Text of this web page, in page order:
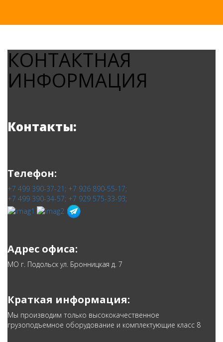
КОНТАКТНАЯ
ИНФОРМАЦИЯ
Контакты:
Телефон:
+7 499 390-37-21; +7 926 890-55-17;
+7 499 390-34-57; +7 929 575-33-93;
Адрес офиса:
МО г. Подольск ул. Бронницкая д. 7
Краткая информация:
Мы производим только высококачественное
грузоподъемное оборудование и комплектующие класс 8